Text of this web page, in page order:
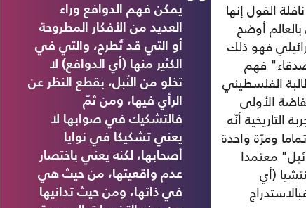
يمكن فهم الدوافع وراء
العديد من الأفكار المطروحة
أو التي قد تُطرح، والتي في
الكثير منها (أي الدوافع) لا
تخلو من النُبل، بقطع النظر عن
الرأي فيها، ومن ثمّ
فالتشكيك في صوابها لا
يعني تشكيكا في نوايا
أصحابها، لكنه يعني باختصار
عدم واقعيتها، من حيث هي
في ذاتها، ومن حيث تدانيها
القول إنها
أوضح
فهو ذلك
فهم
الفلسطيني
الأولى
التاريخية أنّه
ومرّة واحدة
معتمدا
(أي